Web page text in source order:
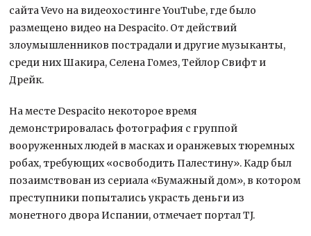
сайта Vevo на видеохостинге YouTube, где было
размещено видео на Despacito. От действий
злоумышленников пострадали и другие музыканты,
среди них Шакира, Селена Гомез, Тейлор Свифт и
Дрейк.
На месте Despacito некоторое время
демонстрировалась фотография с группой
вооруженных людей в масках и оранжевых тюремных
робах, требующих «освободить Палестину». Кадр был
позаимствован из сериала «Бумажный дом», в котором
преступники попытались украсть деньги из
монетного двора Испании, отмечает портал TJ.